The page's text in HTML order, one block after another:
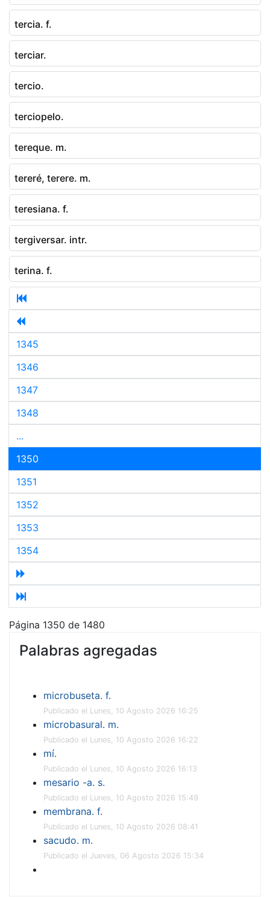
tercia. f.
terciar.
tercio.
terciopelo.
tereque. m.
tereré, terere. m.
teresiana. f.
tergiversar. intr.
terina. f.
1345
1346
1347
1348
...
1350
1351
1352
1353
1354
Página 1350 de 1480
Palabras agregadas
microbuseta. f.
Publicado el Lunes, 10 Agosto 2026 16:25
microbasural. m.
Publicado el Lunes, 10 Agosto 2026 16:22
mí.
Publicado el Lunes, 10 Agosto 2026 16:13
mesario -a. s.
Publicado el Lunes, 10 Agosto 2026 15:49
membrana. f.
Publicado el Lunes, 10 Agosto 2026 08:41
sacudo. m.
Publicado el Jueves, 06 Agosto 2026 15:34